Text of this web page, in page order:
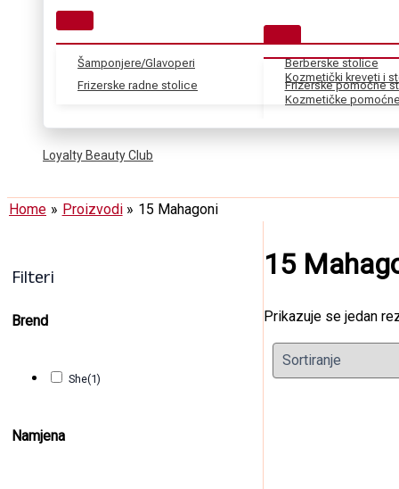
Šamponjere/Glavoperi
Frizerske radne stolice
Berberske stolice
Frizerske pomoćne
Kozmetički kreveti i
Kozmetičke
Loyalty Beauty Club
Home Proizvodi 15 Mahagoni
Filteri
Brend
She(1)
Namjena
15
Prikazuje se jedan